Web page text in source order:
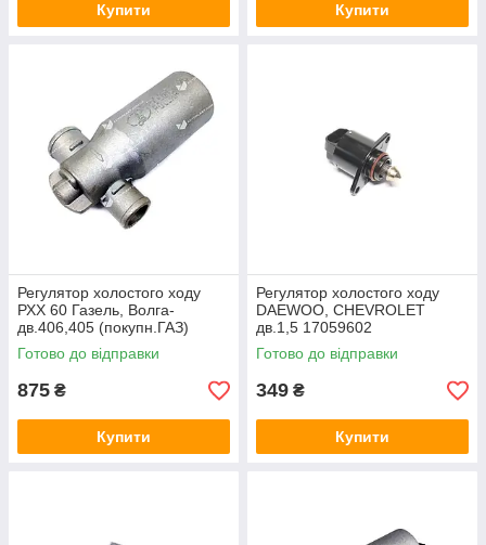
Купити Купити
Регулятор холостого ходу
РХХ 60 Газель, Волга-
дв.406,405 (покупн.ГАЗ)
406.1147051-02
Готово до відправки
875 ₴
Купити
Регулятор холостого ходу
DAEWOO, CHEVROLET
дв.1,5 17059602
Готово до відправки
349 ₴
Купити